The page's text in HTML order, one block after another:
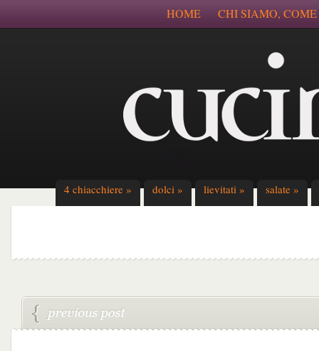
HOME CHI SIAMO,
4 chiacchiere » dolci » lievitati » salate »